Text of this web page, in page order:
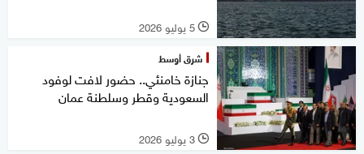
l 5 يوليو 2026
شرق أوسط
جنازة خامنئي.. حضور لافت لوفود
السعودية وقطر وسلطنة عمان
l 3 يوليو 2026